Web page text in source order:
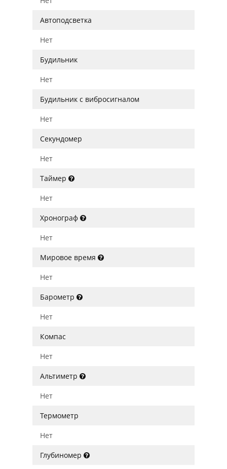
Автоподсветка
Нет
Будильник
Нет
Будильник с вибросигналом
Нет
Секундомер
Нет
Таймер
Нет
Хронограф
Нет
Мировое время
Нет
Барометр
Нет
Компас
Нет
Альтиметр
Нет
Термометр
Нет
Глубиномер